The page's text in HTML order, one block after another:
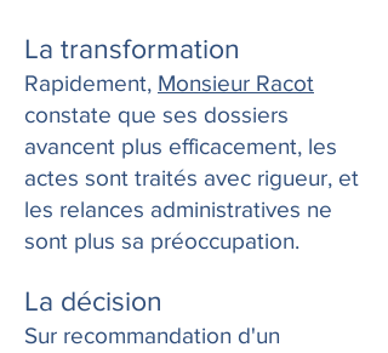
La transformation
Rapidement, Monsieur Racot
constate que ses dossiers
avancent plus efficacement, les
actes sont traités avec rigueur, et
les relances administratives ne
sont plus sa préoccupation.
La décision
Sur recommandation d'un